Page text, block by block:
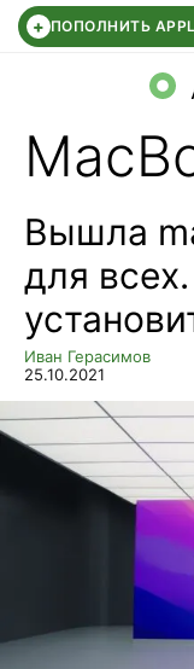
+ ПОПОЛНИТЬ
СБЕР КИДС
Вышла
для
Иван Герасимов
25.10.2021